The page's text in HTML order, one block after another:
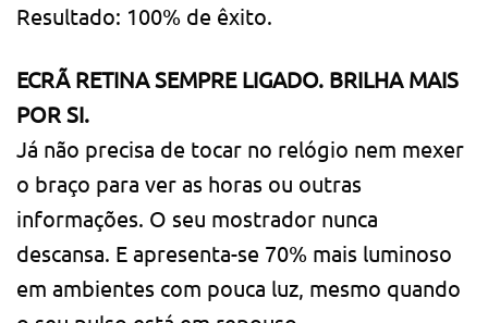
Resultado: 100% de êxito.
ECRÃ RETINA SEMPRE LIGADO. BRILHA MAIS
POR SI.
Já não precisa de tocar no relógio nem mexer
o braço para ver as horas ou outras
informações. O seu mostrador nunca
descansa. E apresenta-se 70% mais luminoso
em ambientes com pouca luz, mesmo quando